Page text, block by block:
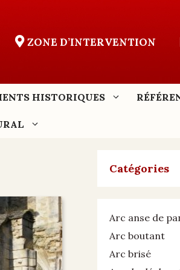
ZONE D’INTERVENTION
HISTORIQUES
Catégories
Arc anse de
Arc boutant
Arc brisé